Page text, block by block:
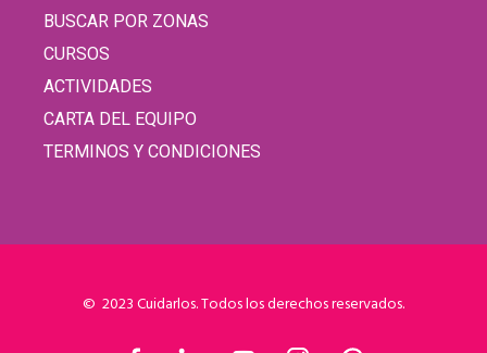
BUSCAR POR ZONAS
CURSOS
ACTIVIDADES
CARTA DEL EQUIPO
TERMINOS Y CONDICIONES
© 2023 Cuidarlos. Todos los derechos reservados.